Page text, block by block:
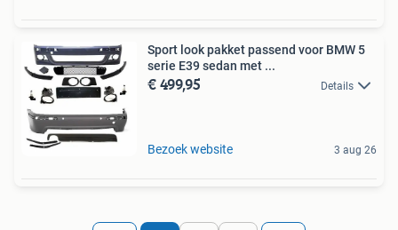
Sport look pakket passend voor BMW 5
serie E39 sedan met ...
€ 499,95 Details
Bezoek website 3 aug 26